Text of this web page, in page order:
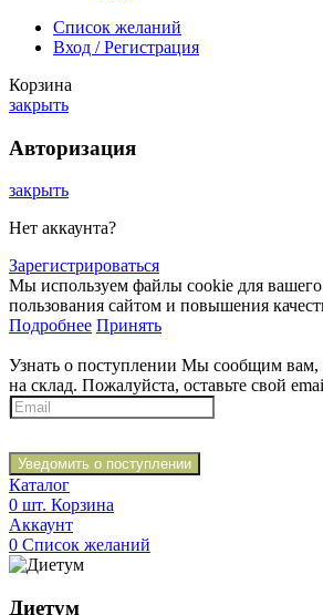
Список желаний
Вход / Регистрация
Корзина
закрыть
Авторизация
закрыть
Нет аккаунта?
Зарегистрироваться
Мы используем файлы cookie для вашего
пользования сайтом и повышения
Подробнее Принять
Узнать о поступлении Мы сообщим вам,
на склад. Пожалуйста, оставьте свой
Уведомить о поступлении
Каталог
0 шт. Корзина
Аккаунт
0 Список желаний
Диетум